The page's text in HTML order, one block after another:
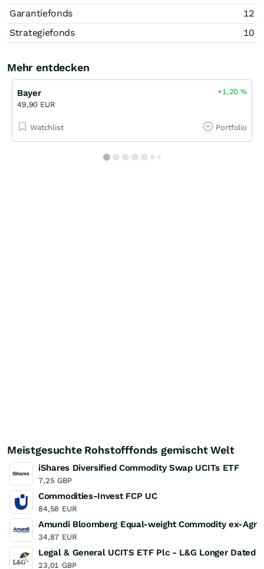
Garantiefonds
12
Strategiefonds
10
Mehr entdecken
Bayer
49,90 EUR
+1,20%
Watchlist Portfolio
Meistgesuchte Rohstofffonds gemischt Welt
iShares Diversified Commodity Swap UCITs ETF
7,25 GBP
Commodities-Invest FCP UC
84,58 EUR
Amundi Bloomberg Equal-weight Commodity ex-
34,87 EUR
Legal & General UCITS ETF Plc - L&G Longer Dated
23,01 GBP